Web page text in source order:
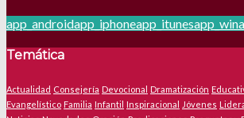
app_androidapp_iphoneapp_itunes
Temática
Actualidad Consejería Devocional Dramatización
Evangelístico Familia Infantil Inspiracional Jóvenes